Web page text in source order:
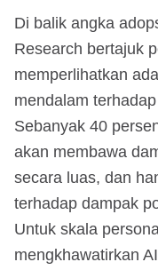
Di balik angka
Research bertajuk
memperlihatkan
mendalam
Sebanyak 40
akan membawa
secara luas, dan
terhadap dampak
Untuk skala
mengkhawatirkan